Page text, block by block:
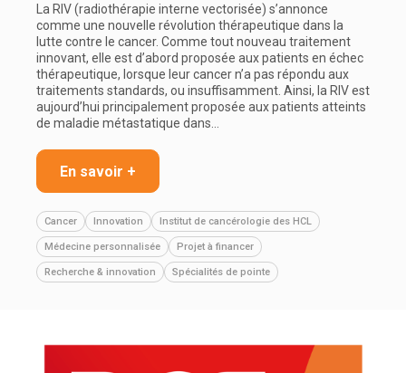
La RIV (radiothérapie interne vectorisée) s’annonce
comme une nouvelle révolution thérapeutique dans la
lutte contre le cancer. Comme tout nouveau traitement
innovant, elle est d’abord proposée aux patients en échec
thérapeutique, lorsque leur cancer n’a pas répondu aux
traitements standards, ou insuffisamment. Ainsi, la RIV est
aujourd’hui principalement proposée aux patients atteints
de maladie métastatique dans…
En savoir +
Cancer Innovation Institut de cancérologie des HCL
Médecine personnalisée Projet à financer
Recherche & innovation Spécialités de pointe